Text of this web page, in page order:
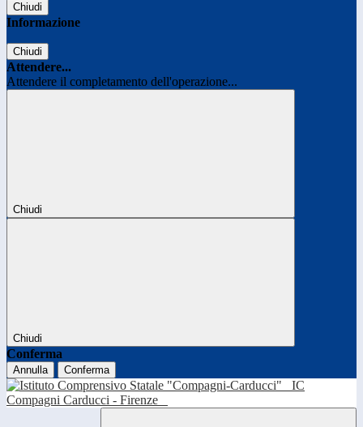
Chiudi
Informazione
Chiudi
Attendere...
Attendere il completamento dell'operazione...
Chiudi
Chiudi
Conferma
Annulla Conferma
IC
Compagni Carducci - Firenze